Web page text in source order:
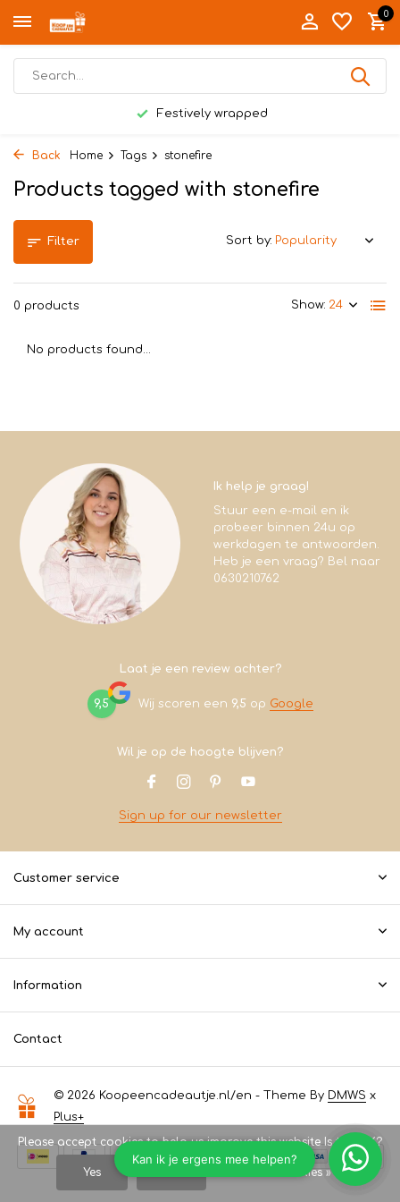
0
Festively wrapped
Back Home Tags stonefire
Products tagged with stonefire
Filter
0 products Show:
Sort by:
No products found...
Ik help je graag!
Stuur een e-mail en ik
probeer binnen 24u op
werkdagen te antwoorden.
Heb je een vraag? Bel naar
0630210762
Laat je een review achter?
9,5 Wij scoren een 9,5 op Google
Wil je op de hoogte blijven?
Sign up for our newsletter
Customer service
My account
Information
Contact
© 2026 Koopeencadeautje.nl/en - Theme By DMWS x
Plus+
Please accept cookies to help us improve this website Is this OK?
Yes More on cookies »